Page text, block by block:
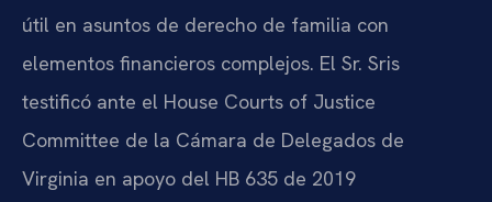
útil en asuntos de derecho de familia con
elementos financieros complejos. El Sr. Sris
testificó ante el House Courts of Justice
Committee de la Cámara de Delegados de
Virginia en apoyo del HB 635 de 2019